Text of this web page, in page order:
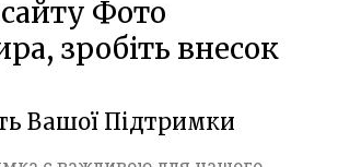
Фото
зробіть внесок
Вашої Підтримки